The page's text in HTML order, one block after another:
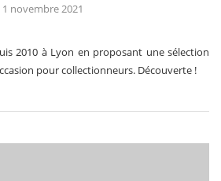
1 novembre 2021
2010 à Lyon en proposant une sélection
pour collectionneurs. Découverte !